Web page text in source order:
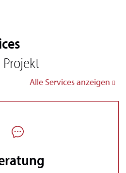
Alle Services anzeigen